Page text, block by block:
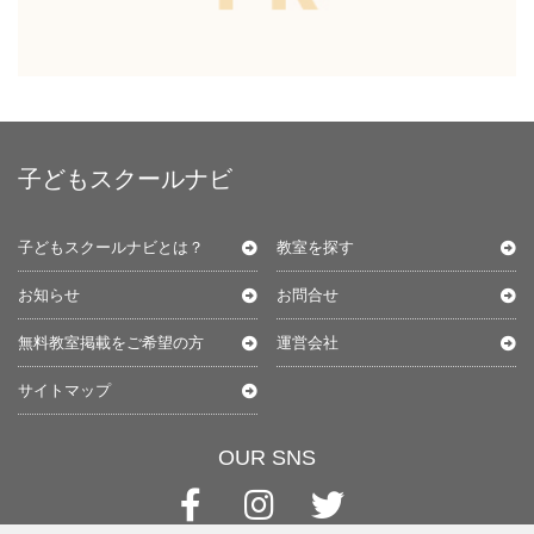
子どもスクールナビ
子どもスクールナビとは？ 教室を探す
お知らせ お問合せ
無料教室掲載をご希望の方 運営会社
サイトマップ
OUR SNS